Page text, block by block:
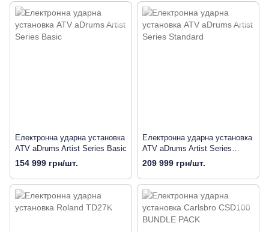
Електронна ударна установка
ATV aDrums Artist Series Basic
154 999 грн/шт.
Електронна ударна установка
ATV aDrums Artist Series
Standard
209 999 грн/шт.